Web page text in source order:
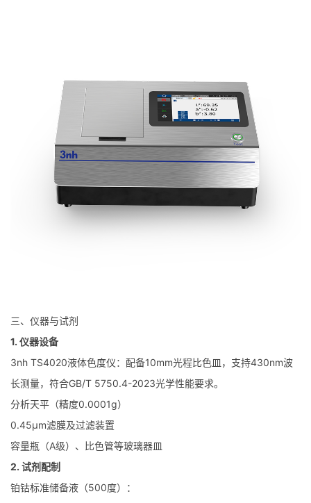
三、仪器与试剂
1. 仪器设备
3nh TS4020液体色度仪：配备10mm光程比色皿，支持430nm波
长测量，符合GB/T 5750.4-2023光学性能要求。
分析天平（精度0.0001g）
0.45μm滤膜及过滤装置
容量瓶（A级）、比色管等玻璃器皿
2. 试剂配制
铂钴标准储备液（500度）：